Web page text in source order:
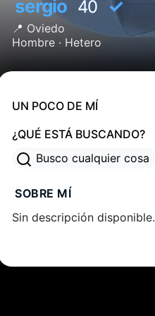
sergio 40 ✓
📍 Oviedo
Hombre · Hetero
UN POCO DE MÍ
¿QUÉ ESTÁ BUSCANDO?
Busco cualquier cosa
SOBRE MÍ
Sin descripción disponible.